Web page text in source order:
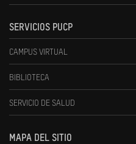
SERVICIOS PUCP
CAMPUS VIRTUAL
BIBLIOTECA
SERVICIO DE SALUD
MAPA DEL SITIO